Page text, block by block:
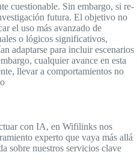
cuestionable. Sin embargo, si re-
futura. El objetivo no
el uso más avanzado de
o lógicos significativos,
adaptarse para incluir escenarios
cualquier avance en esta
llevar a comportamientos no
con IA, en Wifilinks nos
experto que vaya más allá
sobre nuestros servicios clave